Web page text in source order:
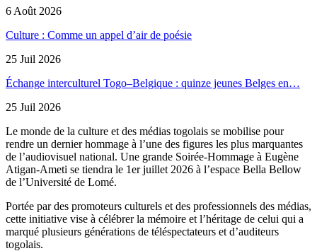
6 Août 2026
Culture : Comme un appel d’air de poésie
25 Juil 2026
Échange interculturel Togo–Belgique : quinze jeunes Belges en…
25 Juil 2026
Le monde de la culture et des médias togolais se mobilise pour
rendre un dernier hommage à l’une des figures les plus marquantes
de l’audiovisuel national. Une grande Soirée-Hommage à Eugène
Atigan-Ameti se tiendra le 1er juillet 2026 à l’espace Bella Bellow
de l’Université de Lomé.
Portée par des promoteurs culturels et des professionnels des médias,
cette initiative vise à célébrer la mémoire et l’héritage de celui qui a
marqué plusieurs générations de téléspectateurs et d’auditeurs
togolais.